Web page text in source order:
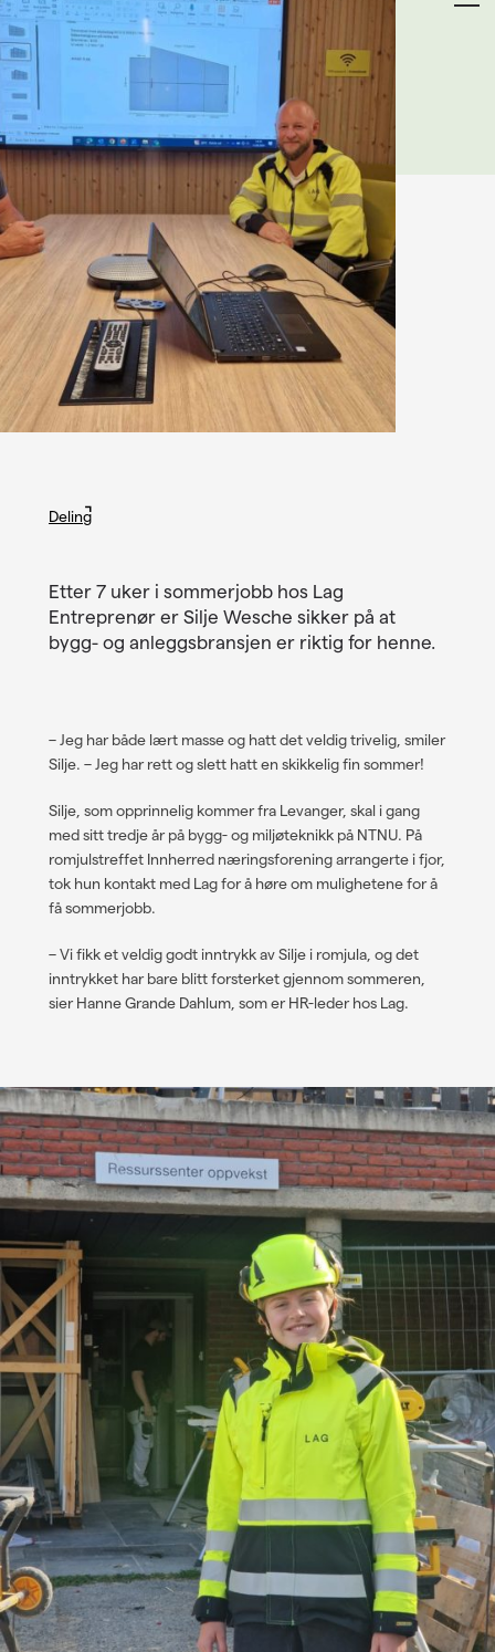
Etter 7 uker i sommerjobb hos Lag
Entreprenør er Silje Wesche sikker på at
bygg- og anleggsbransjen er riktig for henne.
Facebook
Twitter
Epost
Deling
– Jeg har både lært masse og hatt det veldig trivelig, smiler
Silje. – Jeg har rett og slett hatt en skikkelig fin sommer!
Silje, som opprinnelig kommer fra Levanger, skal i gang
med sitt tredje år på bygg- og miljøteknikk på NTNU. På
romjulstreffet Innherred næringsforening arrangerte i fjor,
tok hun kontakt med Lag for å høre om mulighetene for å
få sommerjobb.
–Vi fikk et veldig godt inntrykk av Silje i romjula, og det
inntrykket har bare blitt forsterket gjennom sommeren,
sier Hanne Grande Dahlum, som er HR-leder hos Lag.